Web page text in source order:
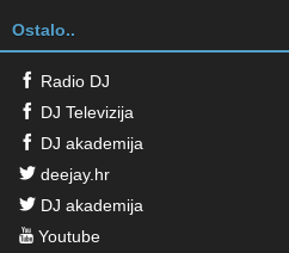
Ostalo..
Radio DJ
DJ Televizija
DJ akademija
deejay.hr
DJ akademija
Youtube